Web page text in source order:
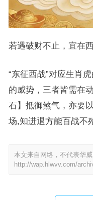
若遇破财不止，宜在
“东征西战”对应生肖
的威势，三者皆需在
石】抵御煞气，亦要
场,知进退方能百战不
本文来自网络，不代表华
http://wap.hlwvv.com/